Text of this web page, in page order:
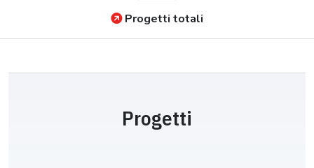
Progetti totali
Progetti